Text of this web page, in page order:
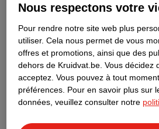
Découvrez dès maintenant l’impact
environnemental de tous vos
de marque Kruidvat préférés !
En savoir plus
Nous respectons votre
Pour rendre notre site web plus
utiliser. Cela nous permet de vous
offres et promotions, ainsi que des
dehors de Kruidvat.be. Vous décidez
acceptez. Vous pouvez à tout
préférences. Pour en savoir plus sur
données, veuillez consulter notre